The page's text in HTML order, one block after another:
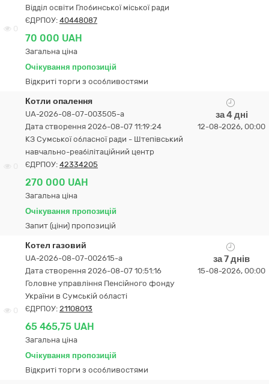
0
Відділ освіти Глобинської міської ради
ЄДРПОУ: 40448087
70 000 UAH
Загальна ціна
Очікування пропозицій
Відкриті торги з особливостями
Котли опалення
UA-2026-08-07-003505-a
Дата створення 2026-08-07 11:19:24
КЗ Сумської обласної ради - Штепівський
навчально-реабілітаційний центр
ЄДРПОУ: 42334205
270 000 UAH
Загальна ціна
Очікування пропозицій
Запит (ціни) пропозицій
за 4 дні
12-08-2026, 00:00
0
Котел газовий
UA-2026-08-07-002615-a
Дата створення 2026-08-07 10:51:16
Головне управління Пенсійного фонду
України в Сумській області
ЄДРПОУ: 21108013
65 465,75 UAH
Загальна ціна
Очікування пропозицій
Відкриті торги з особливостями
за 7 днів
15-08-2026, 00:00